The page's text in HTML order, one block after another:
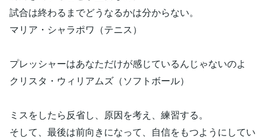
試合は終わるまでどうなるかは分からない。
マリア・シャラポワ（テニス）
プレッシャーはあなただけが感じているんじゃないのよ
クリスタ・ウィリアムズ（ソフトボール）
ミスをしたら反省し、原因を考え、練習する。
そして、最後は前向きになって、自信をもつようにしてい